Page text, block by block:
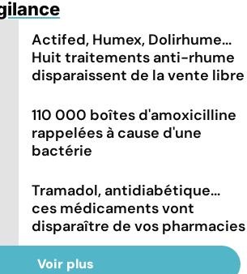
Actifed, Humex, Dolirhume...
Huit traitements anti-rhume
disparaissent de la vente libre
110 000 boîtes d'amoxicilline
rappelées à cause d'une
bactérie
Tramadol, antidiabétique...
ces médicaments vont
disparaître de vos pharmacies
Voir plus